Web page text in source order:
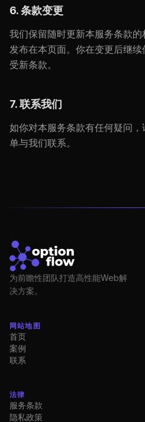
6. 条款变更
我们保留随时更新本服务条款
发布在本页面。你在变更后继
受新条款。
7. 联系我们
如你对本服务条款有任何疑问
单与我们联系。
为前瞻性团队打造高性能Web解
决方案。
网站地图
首页
案例
联系
法律
服务条款
隐私政策